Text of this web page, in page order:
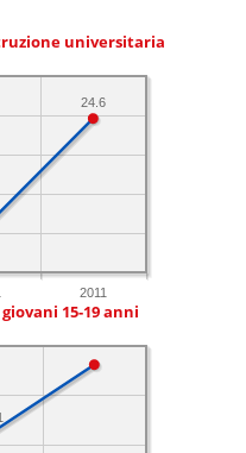
universitaria
2011
24.6
15-19 anni